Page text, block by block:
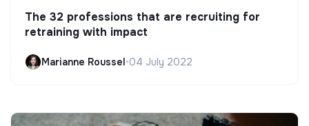
The 32 professions that are recruiting for
retraining with impact
Marianne Roussel•04 July 2022